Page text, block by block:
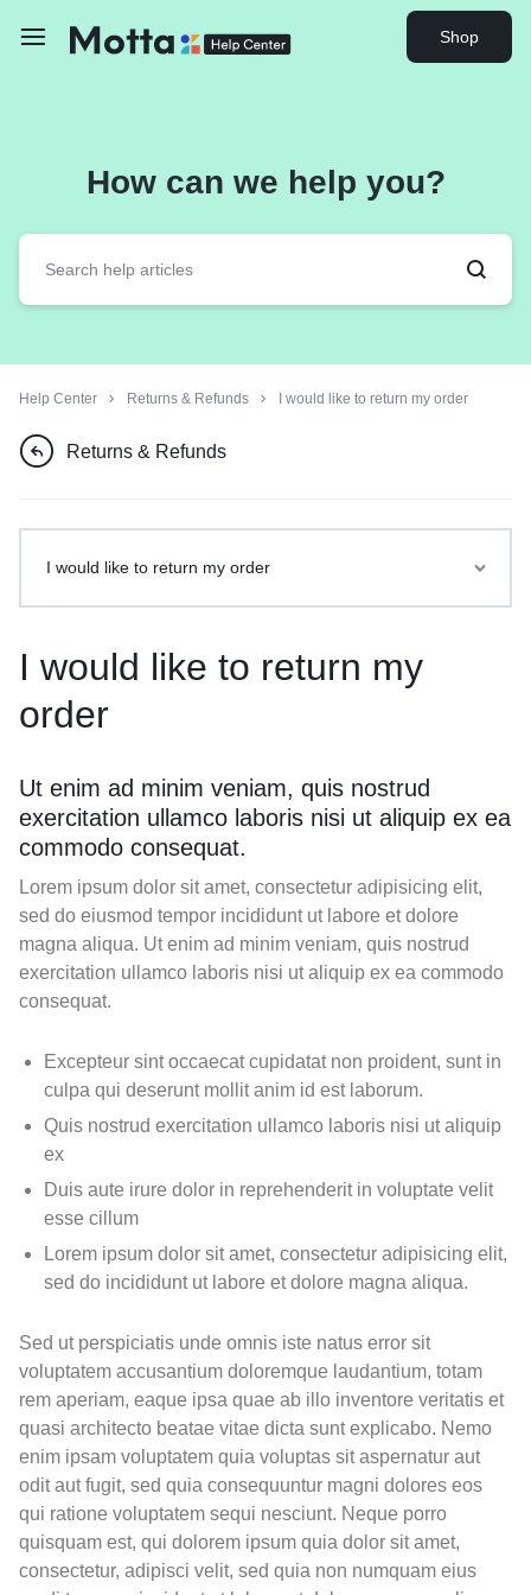
Shop
How can we help you?
Help Center Returns & Refunds I would like to return my order
Returns & Refunds
I would like to return my
order
Ut enim ad minim veniam, quis nostrud
exercitation ullamco laboris nisi ut aliquip ex ea
commodo consequat.
Lorem ipsum dolor sit amet, consectetur adipisicing elit,
sed do eiusmod tempor incididunt ut labore et dolore
magna aliqua. Ut enim ad minim veniam, quis nostrud
exercitation ullamco laboris nisi ut aliquip ex ea commodo
consequat.
Excepteur sint occaecat cupidatat non proident, sunt in
culpa qui deserunt mollit anim id est laborum.
Quis nostrud exercitation ullamco laboris nisi ut aliquip
ex
Duis aute irure dolor in reprehenderit in voluptate velit
esse cillum
Lorem ipsum dolor sit amet, consectetur adipisicing elit,
sed do incididunt ut labore et dolore magna aliqua.
Sed ut perspiciatis unde omnis iste natus error sit
voluptatem accusantium doloremque laudantium, totam
rem aperiam, eaque ipsa quae ab illo inventore veritatis et
quasi architecto beatae vitae dicta sunt explicabo. Nemo
enim ipsam voluptatem quia voluptas sit aspernatur aut
odit aut fugit, sed quia consequuntur magni dolores eos
qui ratione voluptatem sequi nesciunt. Neque porro
quisquam est, qui dolorem ipsum quia dolor sit amet,
consectetur, adipisci velit, sed quia non numquam eius
I would like to return my order